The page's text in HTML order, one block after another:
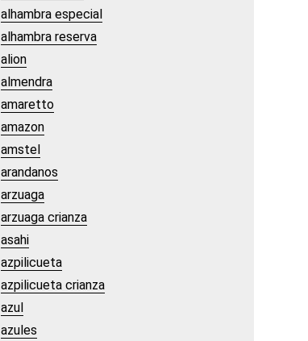
alhambra especial
alhambra reserva
alion
almendra
amaretto
amazon
amstel
arandanos
arzuaga
arzuaga crianza
asahi
azpilicueta
azpilicueta crianza
azul
azules